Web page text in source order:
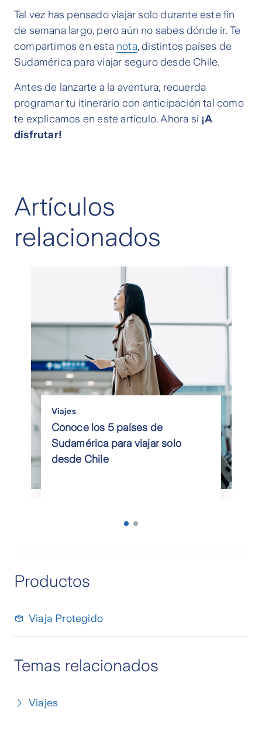
Tal vez has pensado viajar solo durante este fin
de semana largo, pero aún no sabes dónde ir. Te
compartimos en esta nota, distintos países de
Sudamérica para viajar seguro desde Chile.
Antes de lanzarte a la aventura, recuerda
programar tu itinerario con anticipación tal como
te explicamos en este artículo. Ahora sí ¡A
disfrutar!
Artículos
relacionados
Viajes
Conoce los 5 países de
Sudamérica para viajar solo
desde Chile
Productos
Viaja Protegido
Temas relacionados
Viajes